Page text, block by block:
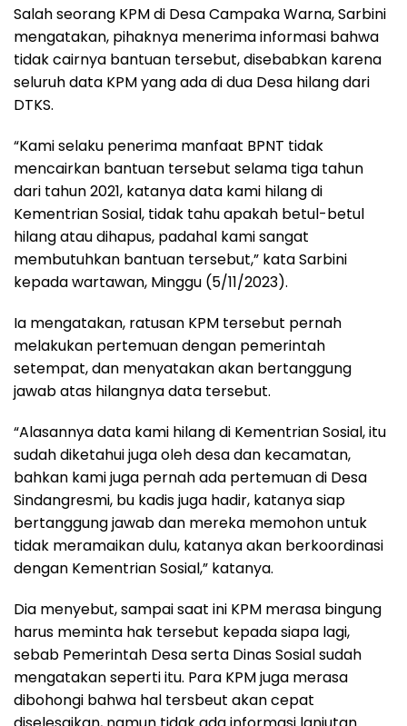
Salah seorang KPM di Desa Campaka Warna, Sarbini
mengatakan, pihaknya menerima informasi bahwa
tidak cairnya bantuan tersebut, disebabkan karena
seluruh data KPM yang ada di dua Desa hilang dari
DTKS.
“Kami selaku penerima manfaat BPNT tidak
mencairkan bantuan tersebut selama tiga tahun
dari tahun 2021, katanya data kami hilang di
Kementrian Sosial, tidak tahu apakah betul-betul
hilang atau dihapus, padahal kami sangat
membutuhkan bantuan tersebut,” kata Sarbini
kepada wartawan, Minggu (5/11/2023).
Ia mengatakan, ratusan KPM tersebut pernah
melakukan pertemuan dengan pemerintah
setempat, dan menyatakan akan bertanggung
jawab atas hilangnya data tersebut.
“Alasannya data kami hilang di Kementrian Sosial, itu
sudah diketahui juga oleh desa dan kecamatan,
bahkan kami juga pernah ada pertemuan di Desa
Sindangresmi, bu kadis juga hadir, katanya siap
bertanggung jawab dan mereka memohon untuk
tidak meramaikan dulu, katanya akan berkoordinasi
dengan Kementrian Sosial,” katanya.
Dia menyebut, sampai saat ini KPM merasa bingung
harus meminta hak tersebut kepada siapa lagi,
sebab Pemerintah Desa serta Dinas Sosial sudah
mengatakan seperti itu. Para KPM juga merasa
dibohongi bahwa hal tersbeut akan cepat